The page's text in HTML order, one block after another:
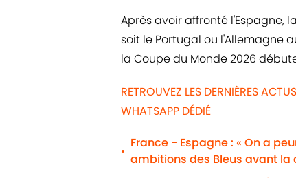
Après avoir affronté l'Espagne,
soit le Portugal ou l'Allemagne
la Coupe du Monde 2026
RETROUVEZ LES DERNIÈRES
WHATSAPP DÉDIÉ
•
France - Espagne : « On a
ambitions des Bleus avant la